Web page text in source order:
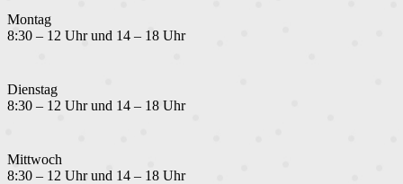
Montag
8:30 – 12 Uhr und 14 – 18 Uhr
Dienstag
8:30 – 12 Uhr und 14 – 18 Uhr
Mittwoch
8:30 – 12 Uhr und 14 – 18 Uhr